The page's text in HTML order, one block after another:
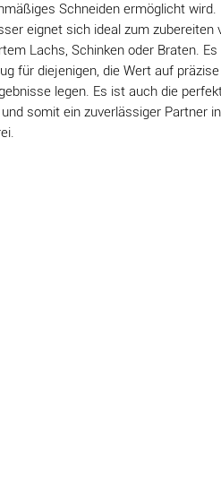
Schneiden ermöglicht wird.
eignet sich ideal zum zubereiten
Lachs, Schinken oder Braten.
für diejenigen, die Wert auf
legen. Es ist auch die
somit ein zuverlässiger Partner